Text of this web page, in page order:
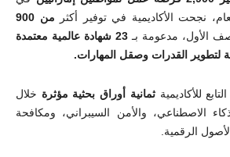
نجحت الأكاديمية في توفير أكثر
من 900
الأول، مدعومة بـ
23 شهادة عالمية معتمدة
القدرات وصقل المهارات.
للأكاديميةثمانية أوراق بحثية مؤثرة خلال
الاصطناعي، والأمن السيبراني، ومكافحة
الرقمية